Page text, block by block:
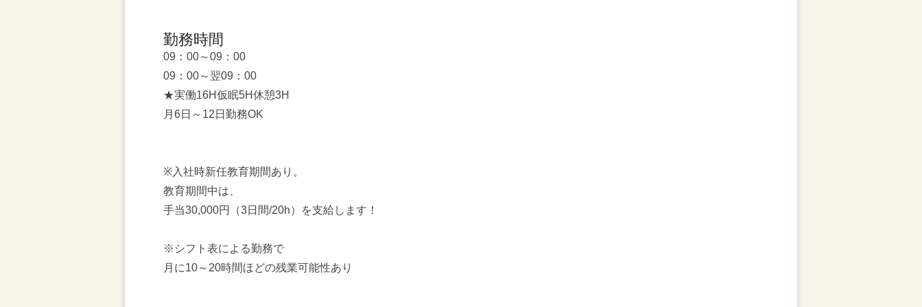
勤務時間
09：00～09：00
09：00～翌09：00
★実働16H仮眠5H休憩3H
月6日～12日勤務OK
※入社時新任教育期間あり。
教育期間中は、
手当30,000円（3日間/20h）を支給します！
※シフト表による勤務で
月に10～20時間ほどの残業可能性あり